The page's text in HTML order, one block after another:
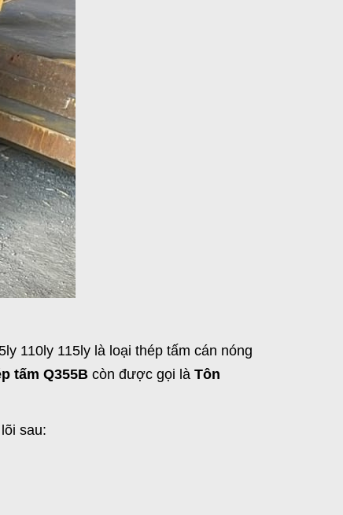
110ly 115ly là loại thép tấm cán nóng
tấm Q355B còn được gọi là Tôn
sau: